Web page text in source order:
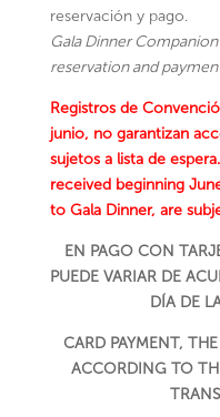
reservación y pago.
Gala Dinner
reservation and
Registros de
junio, no garantizan
sujetos a lista de
received beginning
to Gala Dinner, are
EN PAGO CON
PUEDE VARIAR DE
DÍA DE
CARD PAYMENT,
ACCORDING TO